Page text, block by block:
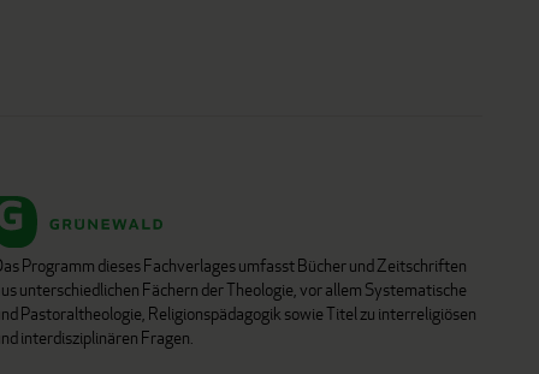
Programm dieses Fachverlages umfasst Bücher und Zeitschriften
unterschiedlichen Fächern der Theologie, vor allem Systematische
Pastoraltheologie, Religionspädagogik sowie Titel zu interreligiösen
interdisziplinären Fragen.